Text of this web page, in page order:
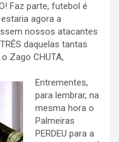
Faz parte, futebol é
agora a
nossos atacantes
daquelas tantas
Zago CHUTA,
Entrementes,
para lembrar, na
mesma hora o
Palmeiras
PERDEU para a